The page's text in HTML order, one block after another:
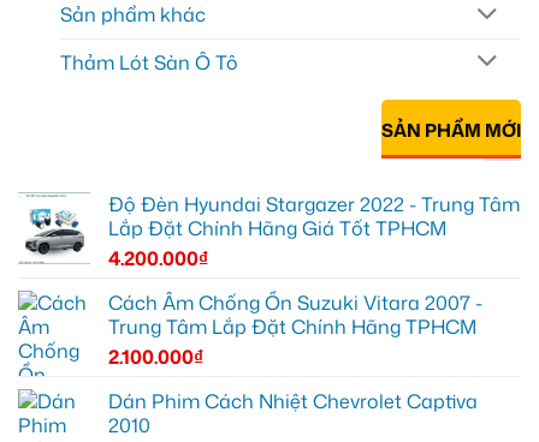
Sản phẩm khác
Thảm Lót Sàn Ô Tô
SẢN PHẨM MỚI
Độ Đèn Hyundai Stargazer 2022 - Trung Tâm
Lắp Đặt Chính Hãng Giá Tốt TPHCM
4.200.000₫
Cách Âm Chống Ồn Suzuki Vitara 2007 -
Trung Tâm Lắp Đặt Chính Hãng TPHCM
2.100.000₫
Dán Phim Cách Nhiệt Chevrolet Captiva
2010